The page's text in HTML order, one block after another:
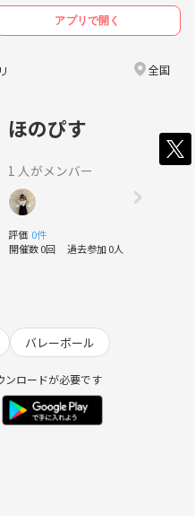
アプリで開く
全国
ほのぴす
1 人がメンバー
評価 0件
開催数 0回 過去参加 0人
バレーボール
ンロードが必要です